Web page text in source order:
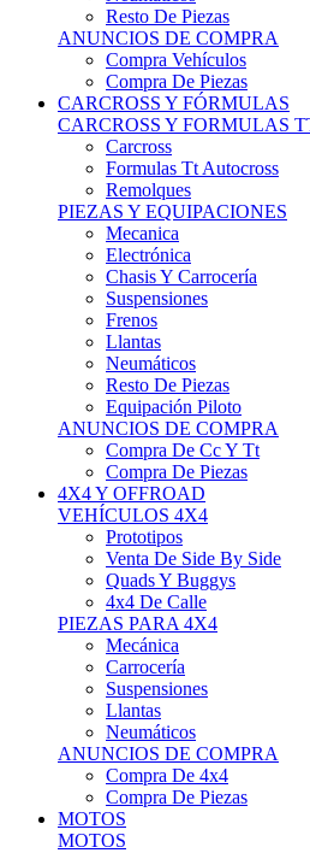
ANUNCIOS DE COMPRA
Compra Vehículos
Compra De Piezas
CARCROSS Y FÓRMULAS
CARCROSS Y FORMULAS TT
Carcross
Formulas Tt Autocross
Remolques
PIEZAS Y EQUIPACIONES
Mecanica
Electrónica
Chasis Y Carrocería
Suspensiones
Frenos
Llantas
Neumáticos
Resto De Piezas
Equipación Piloto
ANUNCIOS DE COMPRA
Compra De Cc Y Tt
Compra De Piezas
4X4 Y OFFROAD
VEHÍCULOS 4X4
Prototipos
Venta De Side By Side
Quads Y Buggys
4x4 De Calle
PIEZAS PARA 4X4
Mecánica
Carrocería
Suspensiones
Llantas
Neumáticos
ANUNCIOS DE COMPRA
Compra De 4x4
Compra De Piezas
MOTOS
MOTOS
Motos De Circuito